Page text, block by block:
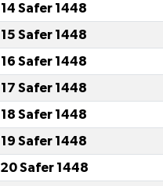
14 Safer 1448
15 Safer 1448
16 Safer 1448
17 Safer 1448
18 Safer 1448
19 Safer 1448
20 Safer 1448